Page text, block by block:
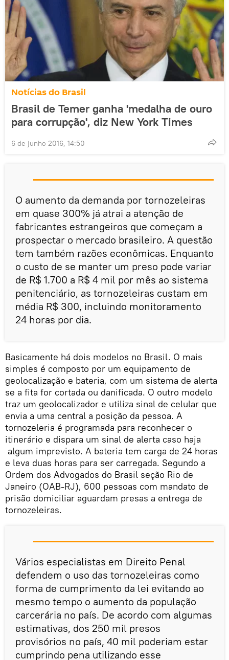
Notícias do Brasil
Brasil de Temer ganha 'medalha de ouro
para corrupção', diz New York Times
6 de junho 2016, 14:50
O aumento da demanda por tornozeleiras
em quase 300% já atrai a atenção de
fabricantes estrangeiros que começam a
prospectar o mercado brasileiro. A questão
tem também razões econômicas. Enquanto
o custo de se manter um preso pode variar
de R$ 1.700 a R$ 4 mil por mês ao sistema
penitenciário, as tornozeleiras custam em
média R$ 300, incluindo monitoramento
24 horas por dia.
Basicamente há dois modelos no Brasil. O mais
simples é composto por um equipamento de
geolocalização e bateria, com um sistema de alerta
se a fita for cortada ou danificada. O outro modelo
traz um geolocalizador e utiliza sinal de celular que
envia a uma central a posição da pessoa. A
tornozeleria é programada para reconhecer o
itinerário e dispara um sinal de alerta caso haja
algum imprevisto. A bateria tem carga de 24 horas
e leva duas horas para ser carregada. Segundo a
Ordem dos Advogados do Brasil seção Rio de
Janeiro (OAB-RJ), 600 pessoas com mandato de
prisão domiciliar aguardam presas a entrega de
tornozeleiras.
Vários especialistas em Direito Penal
defendem o uso das tornozeleiras como
forma de cumprimento da lei evitando ao
mesmo tempo o aumento da população
carcerária no país. De acordo com algumas
estimativas, dos 250 mil presos
provisórios no país, 40 mil poderiam estar
cumprindo pena utilizando esse